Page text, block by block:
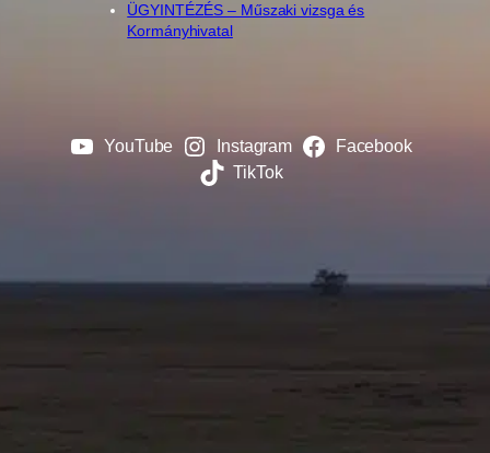
ÜGYINTÉZÉS – Műszaki vizsga és
Kormányhivatal
YouTube Instagram
Facebook
TikTok